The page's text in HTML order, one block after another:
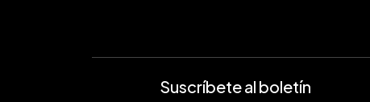
Suscríbete al boletín